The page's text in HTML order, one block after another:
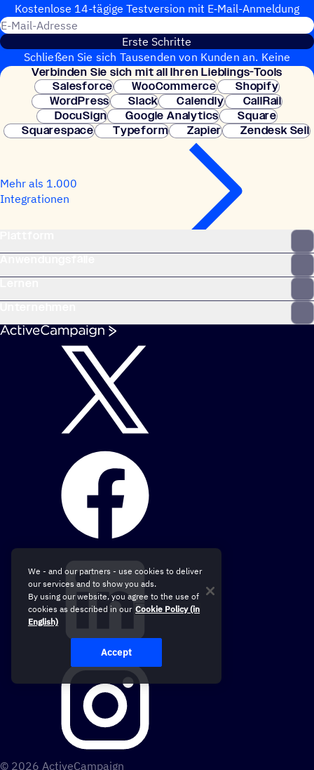
Kosten­lose 14-tägige Test­ver­sion mit E‑Mail-Anmel­dung
Erste Schritte
Schließen Sie sich Tausenden von Kunden an. Keine
Kreditkarte erforderlich. Sofortige Einrichtung.
Verbin­den Sie sich mit all Ihren Lieblings-Tools
Salesforce
WooCommerce
Shopify
WordPress
Slack Calendly
CallRail
DocuSign
Google Analytics
Square
Squarespace
Typeform Zapier Zendesk Sell
Mehr als 1.000
Integrationen
© 2026 ActiveCampaign
We - and our partners - use cookies to deliver
our services and to show you ads.
By using our website, you agree to the use of
cookies as described in our Cookie Policy (in
English)
Accept